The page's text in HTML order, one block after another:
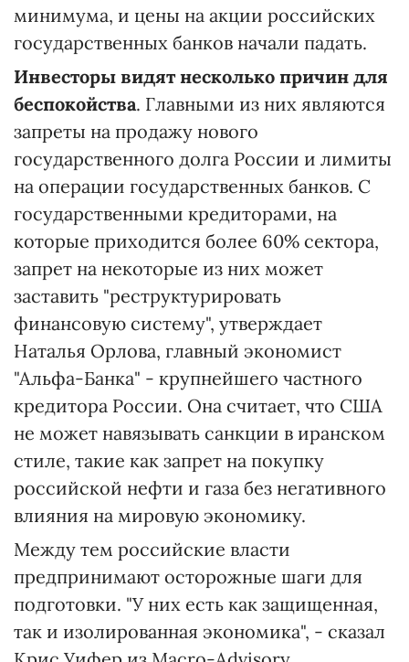
минимума, и цены на акции российских
государственных банков начали падать.
Инвесторы видят несколько причин для
беспокойства. Главными из них являются
запреты на продажу нового
государственного долга России и лимиты
на операции государственных банков. С
государственными кредиторами, на
которые приходится более 60% сектора,
запрет на некоторые из них может
заставить "реструктурировать
финансовую систему", утверждает
Наталья Орлова, главный экономист
"Альфа-Банка" - крупнейшего частного
кредитора России. Она считает, что США
не может навязывать санкции в иранском
стиле, такие как запрет на покупку
российской нефти и газа без негативного
влияния на мировую экономику.
Между тем российские власти
предпринимают осторожные шаги для
подготовки. "У них есть как защищенная,
так и изолированная экономика", - сказал